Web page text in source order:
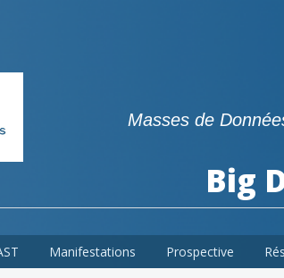
Masses de
Big
Manifestations Prospective